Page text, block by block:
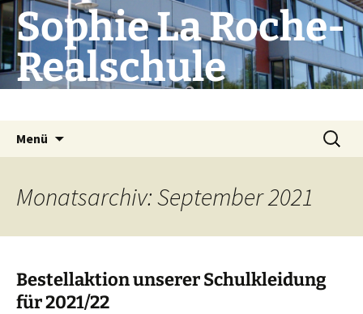
Zum
Inhalt
springen
Sophie La Roche-
Realschule
Menü
Suchen
nach:
Monatsarchiv: September 2021
Bestellaktion unserer Schulkleidung
für 2021/22